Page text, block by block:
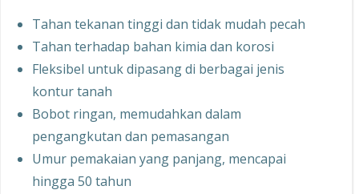
Tahan tekanan tinggi dan tidak mudah pecah
Tahan terhadap bahan kimia dan korosi
Fleksibel untuk dipasang di berbagai jenis
kontur tanah
Bobot ringan, memudahkan dalam
pengangkutan dan pemasangan
Umur pemakaian yang panjang, mencapai
hingga 50 tahun